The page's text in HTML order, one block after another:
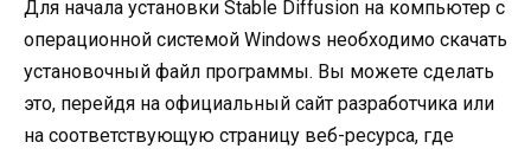
Для начала установки Stable Diffusion на компьютер с
операционной системой Windows необходимо скачать
установочный файл программы. Вы можете сделать
это, перейдя на официальный сайт разработчика или
на соответствующую страницу веб-ресурса, где